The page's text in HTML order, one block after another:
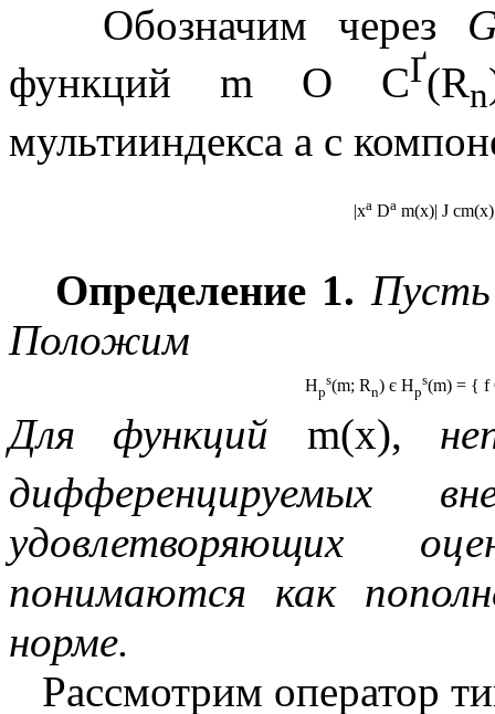
Обозначим через
функцийm О CҐ(Rn
мультииндекса a с
|xaDa m(x)| Јcm(x
Определение 1. Пусть
Положим
Hp
s(m; Rn) єHp
s(m) = { f
Для функций m(x),
дифференцируемых
удовлетворяющих
понимаются как
норме.
Рассмотрим оператор